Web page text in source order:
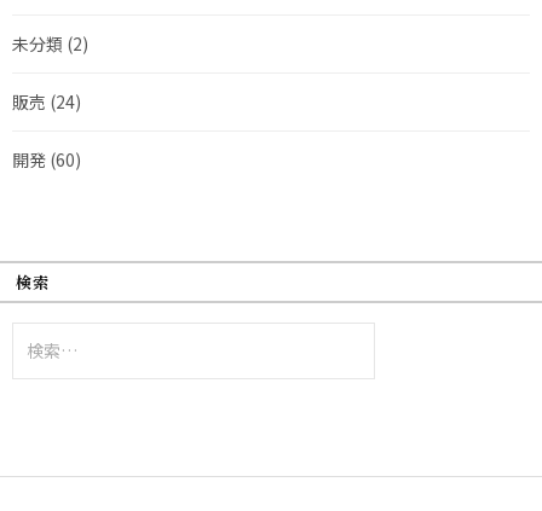
未分類 (2)
販売 (24)
開発 (60)
検索
索: